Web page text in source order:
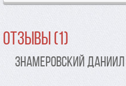
Отзывы (1)
Знамеровский Даниил